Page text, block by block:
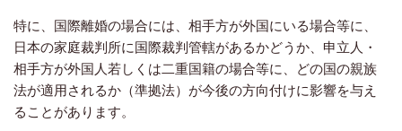
特に、国際離婚の場合には、相手方が外国にいる場合等に、
日本の家庭裁判所に国際裁判管轄があるかどうか、申立人・
相手方が外国人若しくは二重国籍の場合等に、どの国の親族
法が適用されるか（準拠法）が今後の方向付けに影響を与え
ることがあります。